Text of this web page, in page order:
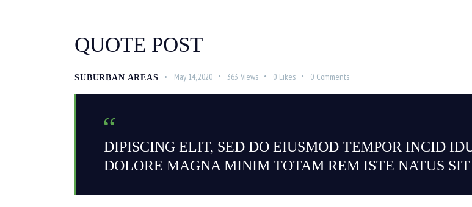
QUOTE POST
SUBURBAN AREAS May 14, 2020 363 Views 0 Likes 0 Comments
DIPISCING ELIT, SED DO EIUSMOD TEMPOR INCID
DOLORE MAGNA MINIM TOTAM REM ISTE NATUS